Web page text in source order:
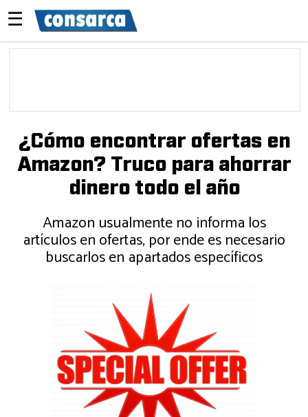
☰
¿Cómo encontrar ofertas en
Amazon? Truco para ahorrar
dinero todo el año
Amazon usualmente no informa los
artículos en ofertas, por ende es necesario
buscarlos en apartados específicos